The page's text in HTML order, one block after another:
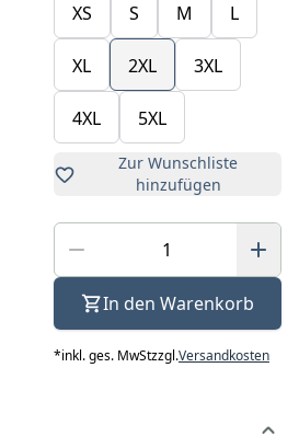
XS S M L
XL 2XL 3XL
4XL 5XL
Zur Wunschliste
hinzufügen
In den Warenkorb
*inkl. ges. MwStzzgl.Versandkosten